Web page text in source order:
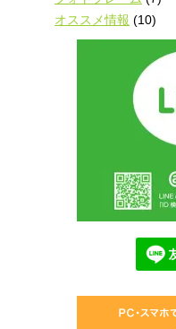
オススメ情報 (10)